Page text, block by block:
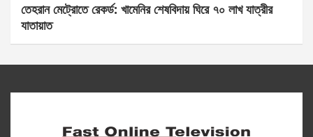
তেহরান মেট্রোতে রেকর্ড: খামেনির শেষবিদায় ঘিরে ৭০ লাখ যাত্রীর
যাতায়াত